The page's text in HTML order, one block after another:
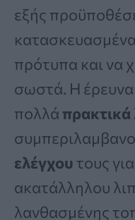
εξής
πρότυπα και να
σωστά. Η έρευνα
πολλά πρακτικά
ελέγχου τους
ακατάλληλου
λανθασμένης